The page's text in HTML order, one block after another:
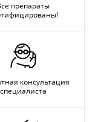
препараты
консультация
специалиста